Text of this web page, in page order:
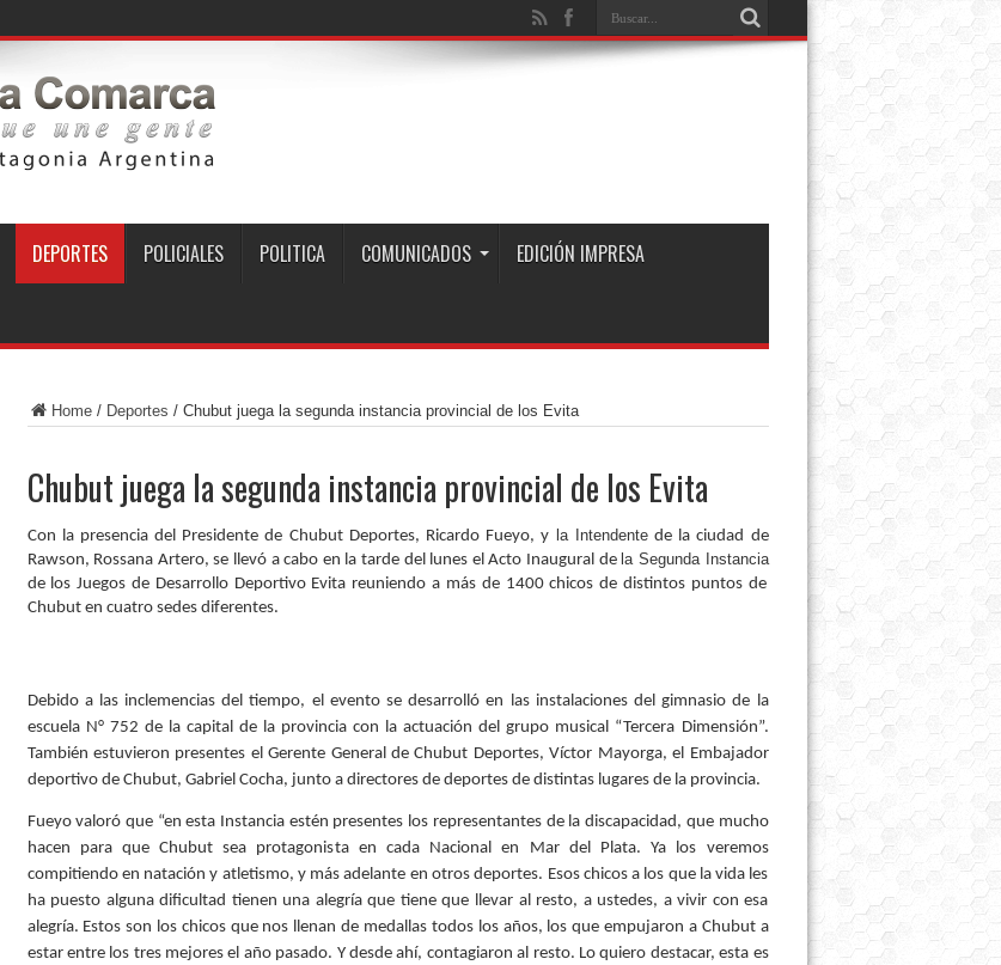
DEPORTES POLICIALES POLITICA COMUNICADOS EDICIÓN IMPRESA
Home/ Deportes / Chubut juega la segunda instancia provincial de los Evita
Chubut juega la segunda instancia provincial de los Evita
Con la presencia del Presidente de Chubut Deportes, Ricardo Fueyo, y la Intendentede la ciudad de
Rawson, Rossana Artero, se llevó a cabo en la tarde del lunes el Acto Inaugural dela Segunda Instancia
de los Juegos de Desarrollo Deportivo Evita reuniendo a más de 1400 chicos de distintos puntos de
Chubut en cuatro sedes diferentes.
Debido a las inclemencias del tiempo, el evento se desarrolló en las instalaciones del gimnasio de la
escuela N° 752 de la capital de la provincia con la actuación del grupo musical “Tercera Dimensión”.
También estuvieron presentes el Gerente General de Chubut Deportes, Víctor Mayorga, el Embajador
deportivo de Chubut, Gabriel Cocha, junto a directores de deportes de distintas lugares de la provincia.
Fueyo valoró que “en esta Instancia estén presentes los representantes de la discapacidad, que mucho
hacen para que Chubut sea protagonista en cada Nacional en Mar del Plata. Ya los veremos
compitiendo en natación y atletismo, y más adelante en otros deportes. Esos chicos a los que la vida les
ha puesto alguna dificultad tienen una alegría que tiene que llevar al resto, a ustedes, a vivir con esa
alegría. Estos son los chicos que nos llenan de medallas todos los años, los que empujaron a Chubut a
estar entre los tres mejores el año pasado. Y desde ahí, contagiaron al resto. Lo quiero destacar, esta es